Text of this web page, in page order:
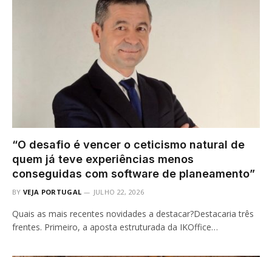
“O desafio é vencer o ceticismo natural de
quem já teve experiências menos
conseguidas com software de planeamento”
BY VEJA PORTUGAL JULHO 22, 2026
Quais as mais recentes novidades a destacar?Destacaria três
frentes. Primeiro, a aposta estruturada da IKOffice…